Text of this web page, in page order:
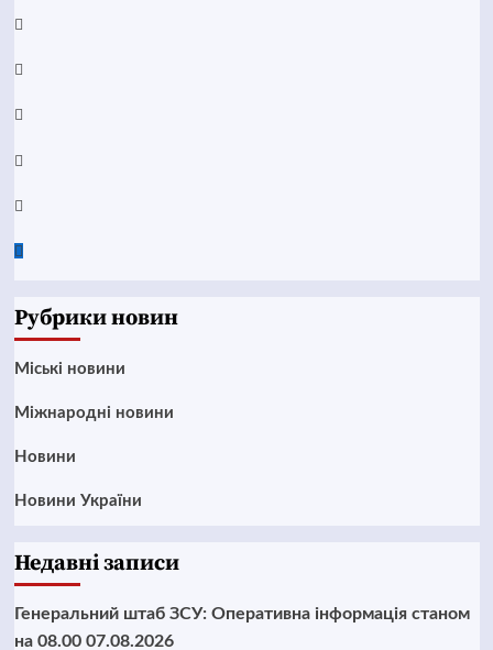
Facebook
YouTube
Telegram
Instagram
Twitter
Google
Рубрики новин
Mіські новини
Міжнародні новини
Новини
Новини України
Недавні записи
Генеральний штаб ЗСУ: Оперативна інформація станом
на 08.00 07.08.2026